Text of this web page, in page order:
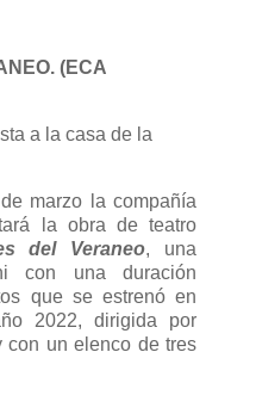
(ECA
a la casa de la
marzo la compañía
la obra de teatro
del Veraneo, una
con una duración
que se estrenó en
2022, dirigida por
con un elenco de tres